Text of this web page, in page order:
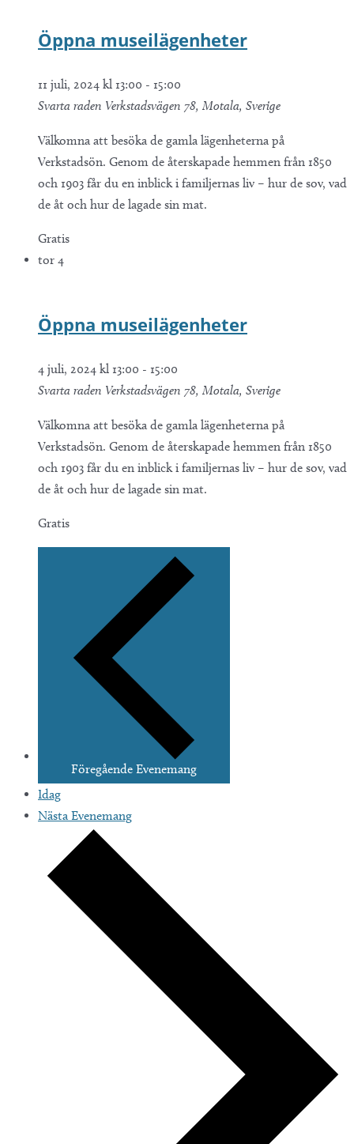
Öppna museilägenheter
11 juli, 2024 kl 13:00 - 15:00
Svarta raden Verkstadsvägen 78, Motala, Sverige
Välkomna att besöka de gamla lägenheterna på
Verkstadsön. Genom de återskapade hemmen från 1850
och 1903 får du en inblick i familjernas liv – hur de sov, vad
de åt och hur de lagade sin mat.
Gratis
tor 4
Öppna museilägenheter
4 juli, 2024 kl 13:00 - 15:00
Svarta raden Verkstadsvägen 78, Motala, Sverige
Välkomna att besöka de gamla lägenheterna på
Verkstadsön. Genom de återskapade hemmen från 1850
och 1903 får du en inblick i familjernas liv – hur de sov, vad
de åt och hur de lagade sin mat.
Gratis
Föregående Evenemang
Idag
Nästa Evenemang